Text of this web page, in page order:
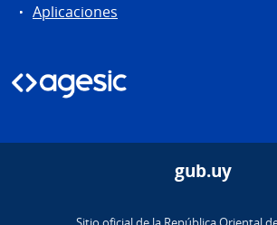
Aplicaciones
gub.uy